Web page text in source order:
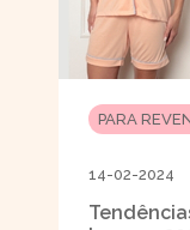
PARA
14-02-2024